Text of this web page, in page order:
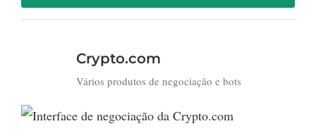
Crypto.com
Vários produtos de negociação e bots